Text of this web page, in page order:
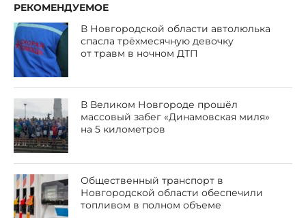
РЕКОМЕНДУЕМОЕ
В Новгородской области автолюлька
спасла трёхмесячную девочку
от травм в ночном ДТП
В Великом Новгороде прошёл
массовый забег «Динамовская миля»
на 5 километров
Общественный транспорт в
Новгородской области обеспечили
топливом в полном объеме